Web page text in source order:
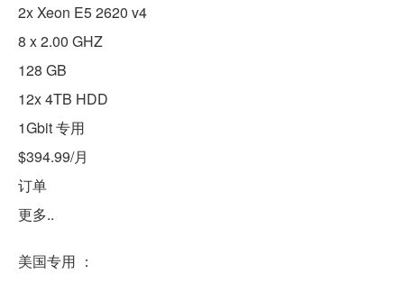
2x Xeon E5 2620 v4
8 x 2.00 GHZ
128 GB
12x 4TB HDD
1Gbit 专用
$394.99/月
订单
更多..
美国专用 ：